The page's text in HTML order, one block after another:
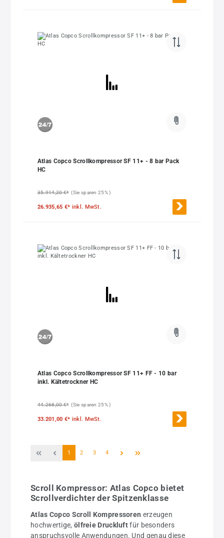
Atlas Copco Scrollkompressor SF 11+ - 8 bar Pack
HC
35.914,20 €* (Sie sparen 25% )
26.935,65 €* inkl. MwSt.
Atlas Copco Scrollkompressor SF 11+ FF - 10 bar
inkl. Kältetrockner HC
44.268,00 €* (Sie sparen 25% )
33.201,00 €* inkl. MwSt.
Seite
1 Seite
2 Seite
3 Seite
4
Scroll Kompressor: Atlas Copco bietet
Scrollverdichter der Spitzenklasse
Atlas Copco Scroll Kompressoren erzeugen
hochwertige, ölfreie Druckluftfür besonders
anspruchsvolle Anwendungen. Und genau diese